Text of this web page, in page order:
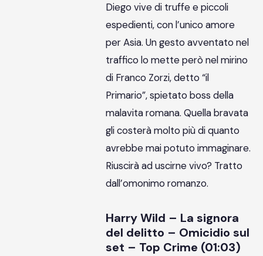
Diego vive di truffe e piccoli
espedienti, con l’unico amore
per Asia. Un gesto avventato nel
traffico lo mette però nel mirino
di Franco Zorzi, detto “il
Primario”, spietato boss della
malavita romana. Quella bravata
gli costerà molto più di quanto
avrebbe mai potuto immaginare.
Riuscirà ad uscirne vivo? Tratto
dall’omonimo romanzo.
Harry Wild – La signora
del delitto – Omicidio sul
set – Top Crime (01:03)